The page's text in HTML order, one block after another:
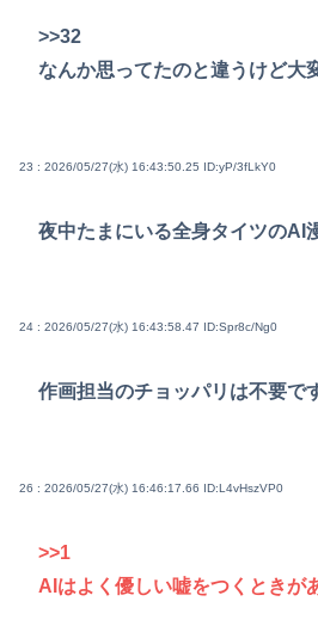
>>32
なんか思ってたのと違うけど大
23 : 2026/05/27(水) 16:43:50.25 ID:yP/3fLkY0
夜中たまにいる全身タイツのAI
24 : 2026/05/27(水) 16:43:58.47 ID:Spr8c/Ng0
作画担当のチョッパリは不要で
26 : 2026/05/27(水) 16:46:17.66 ID:L4vHszVP0
>>1
AIはよく優しい嘘をつくときが